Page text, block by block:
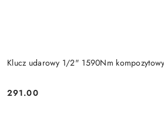
Klucz udarowy 1/2" 1590Nm
Cena:
291.00